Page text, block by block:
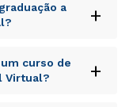
a
+
error sit
laudantium,
ab illo inventore
curso de
Virtual?
+